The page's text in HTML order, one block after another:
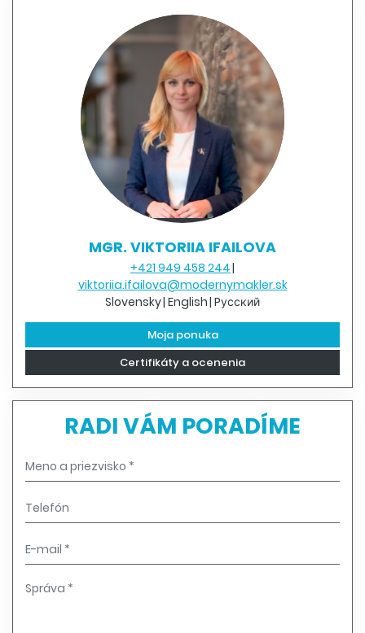
MGR. VIKTORIIA IFAILOVA
+421 949 458 244
viktoriia.ifailova@modernymakler.sk
Slovensky English Pусский
Moja ponuka
Certifikáty a ocenenia
RADI VÁM PORADÍME